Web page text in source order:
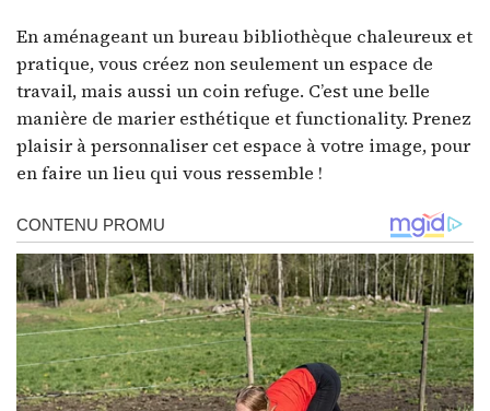
En aménageant un bureau bibliothèque chaleureux et
pratique, vous créez non seulement un espace de
travail, mais aussi un coin refuge. C’est une belle
manière de marier esthétique et functionality. Prenez
plaisir à personnaliser cet espace à votre image, pour
en faire un lieu qui vous ressemble !